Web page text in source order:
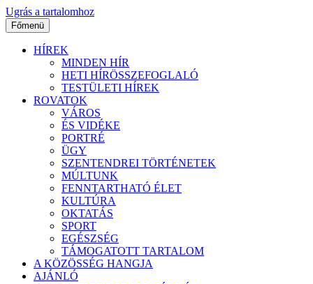
Ugrás a tartalomhoz
Főmenü
HÍREK
MINDEN HÍR
HETI HÍRÖSSZEFOGLALÓ
TESTÜLETI HÍREK
ROVATOK
VÁROS
ÉS VIDÉKE
PORTRÉ
ÜGY
SZENTENDREI TÖRTÉNETEK
MÚLTUNK
FENNTARTHATÓ ÉLET
KULTÚRA
OKTATÁS
SPORT
EGÉSZSÉG
TÁMOGATOTT TARTALOM
A KÖZÖSSÉG HANGJA
AJÁNLÓ